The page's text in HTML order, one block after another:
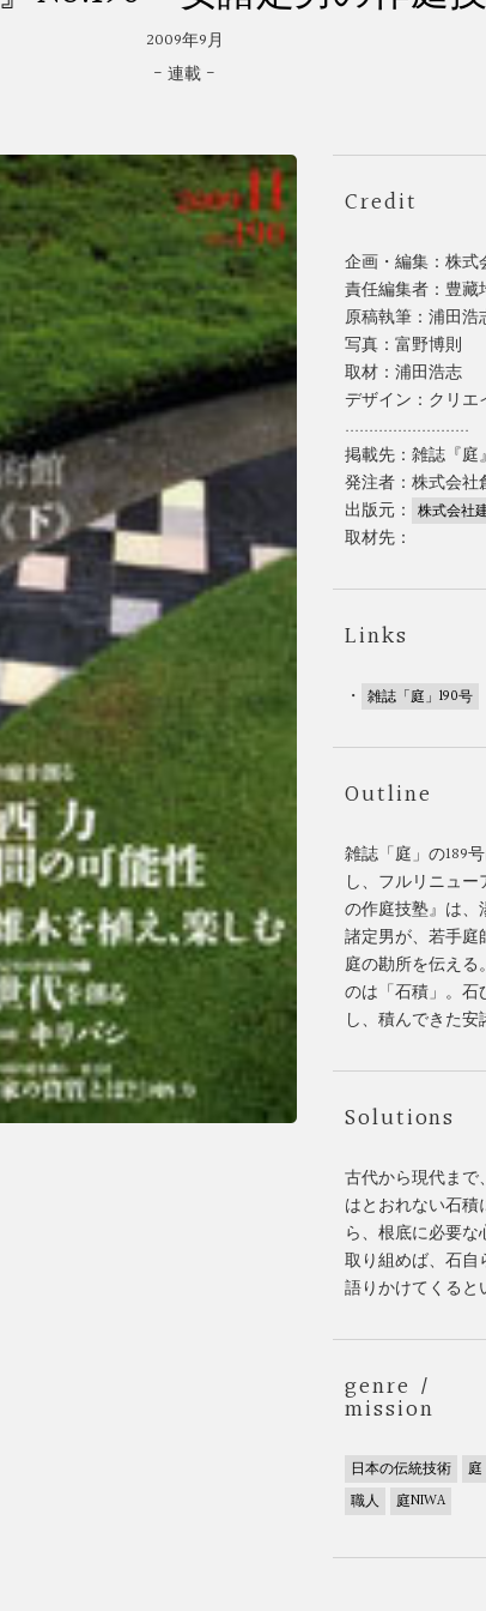
2009年9月
- 連載 -
Credit
企画・編集：株式
責任編集者：豊藏
原稿執筆：浦田浩
写真：富野博則
取材：浦田浩志
デザイン：クリエ
..........................
掲載先：雑誌『庭
発注者：株式会社
出版元： 株式会社
取材先：
Links
・ 雑誌「庭」190号
Outline
雑誌「庭」の189
し、フルリニュ
の作庭技塾』は
諸定男が、若手
庭の勘所を伝える
のは「石積」。
し、積んできた安
Solutions
古代から現代まで
はとおれない石
ら、根底に必要
取り組めば、石自
語りかけてくると
genre /
mission
日本の伝統技術
職人
庭NIWA